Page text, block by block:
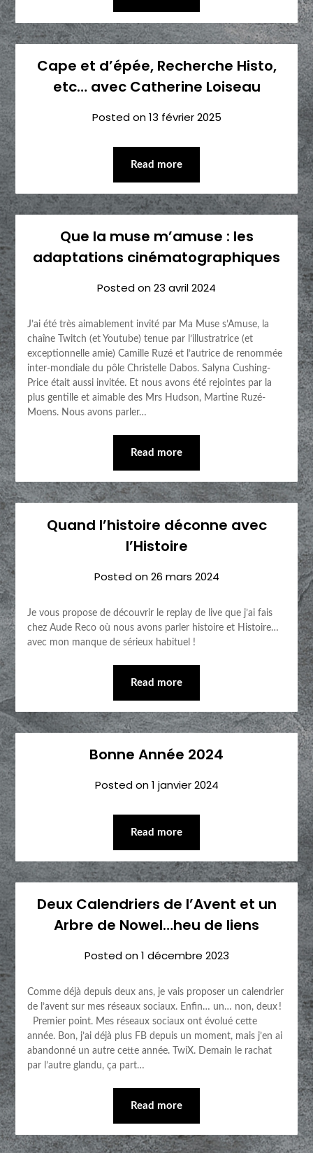
Cape et d’épée, Recherche Histo,
etc… avec Catherine Loiseau
Posted on13 février 2025
Read more
Que la muse m’amuse : les
adaptations cinématographiques
Posted on23 avril 2024
J’ai été très aimablement invité par Ma Muse s’Amuse, la
chaîne Twitch (et Youtube) tenue par l’illustratrice (et
exceptionnelle amie) Camille Ruzé et l’autrice de renommée
inter-mondiale du pôle Christelle Dabos. Salyna Cushing-
Price était aussi invitée. Et nous avons été rejointes par la
plus gentille et aimable des Mrs Hudson, Martine Ruzé-
Moens. Nous avons parler…
Read more
Quand l’histoire déconne avec
l’Histoire
Posted on26 mars 2024
Je vous propose de découvrir le replay de live que j’ai fais
chez Aude Reco où nous avons parler histoire et Histoire…
avec mon manque de sérieux habituel !
Read more
Bonne Année 2024
Posted on1 janvier 2024
Read more
Deux Calendriers de l’Avent et un
Arbre de Nowel…heu de liens
Posted on1 décembre 2023
Comme déjà depuis deux ans, je vais proposer un calendrier
de l’avent sur mes réseaux sociaux. Enfin… un… non, deux !
Premier point. Mes réseaux sociaux ont évolué cette
année. Bon, j’ai déjà plus FB depuis un moment, mais j’en ai
abandonné un autre cette année. TwiX. Demain le rachat
par l’autre glandu, ça part…
Read more